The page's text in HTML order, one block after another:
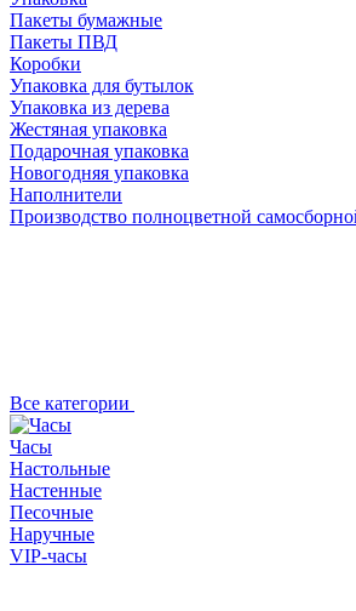
Пакеты бумажные
Пакеты ПВД
Коробки
Упаковка для бутылок
Упаковка из дерева
Жестяная упаковка
Подарочная упаковка
Новогодняя упаковка
Наполнители
Производство полноцветной
Все категории
Часы
Настольные
Настенные
Песочные
Наручные
VIP-часы